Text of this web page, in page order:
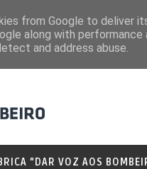
"DAR VOZ AOS
from Google to deliver
along with
and address abuse.